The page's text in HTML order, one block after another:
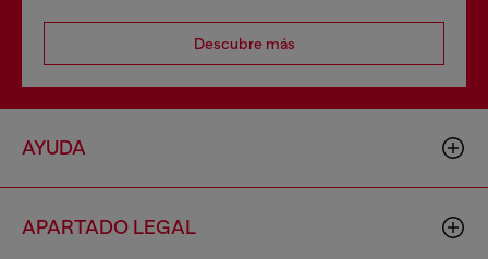
Descubre más
AYUDA
APARTADO LEGAL